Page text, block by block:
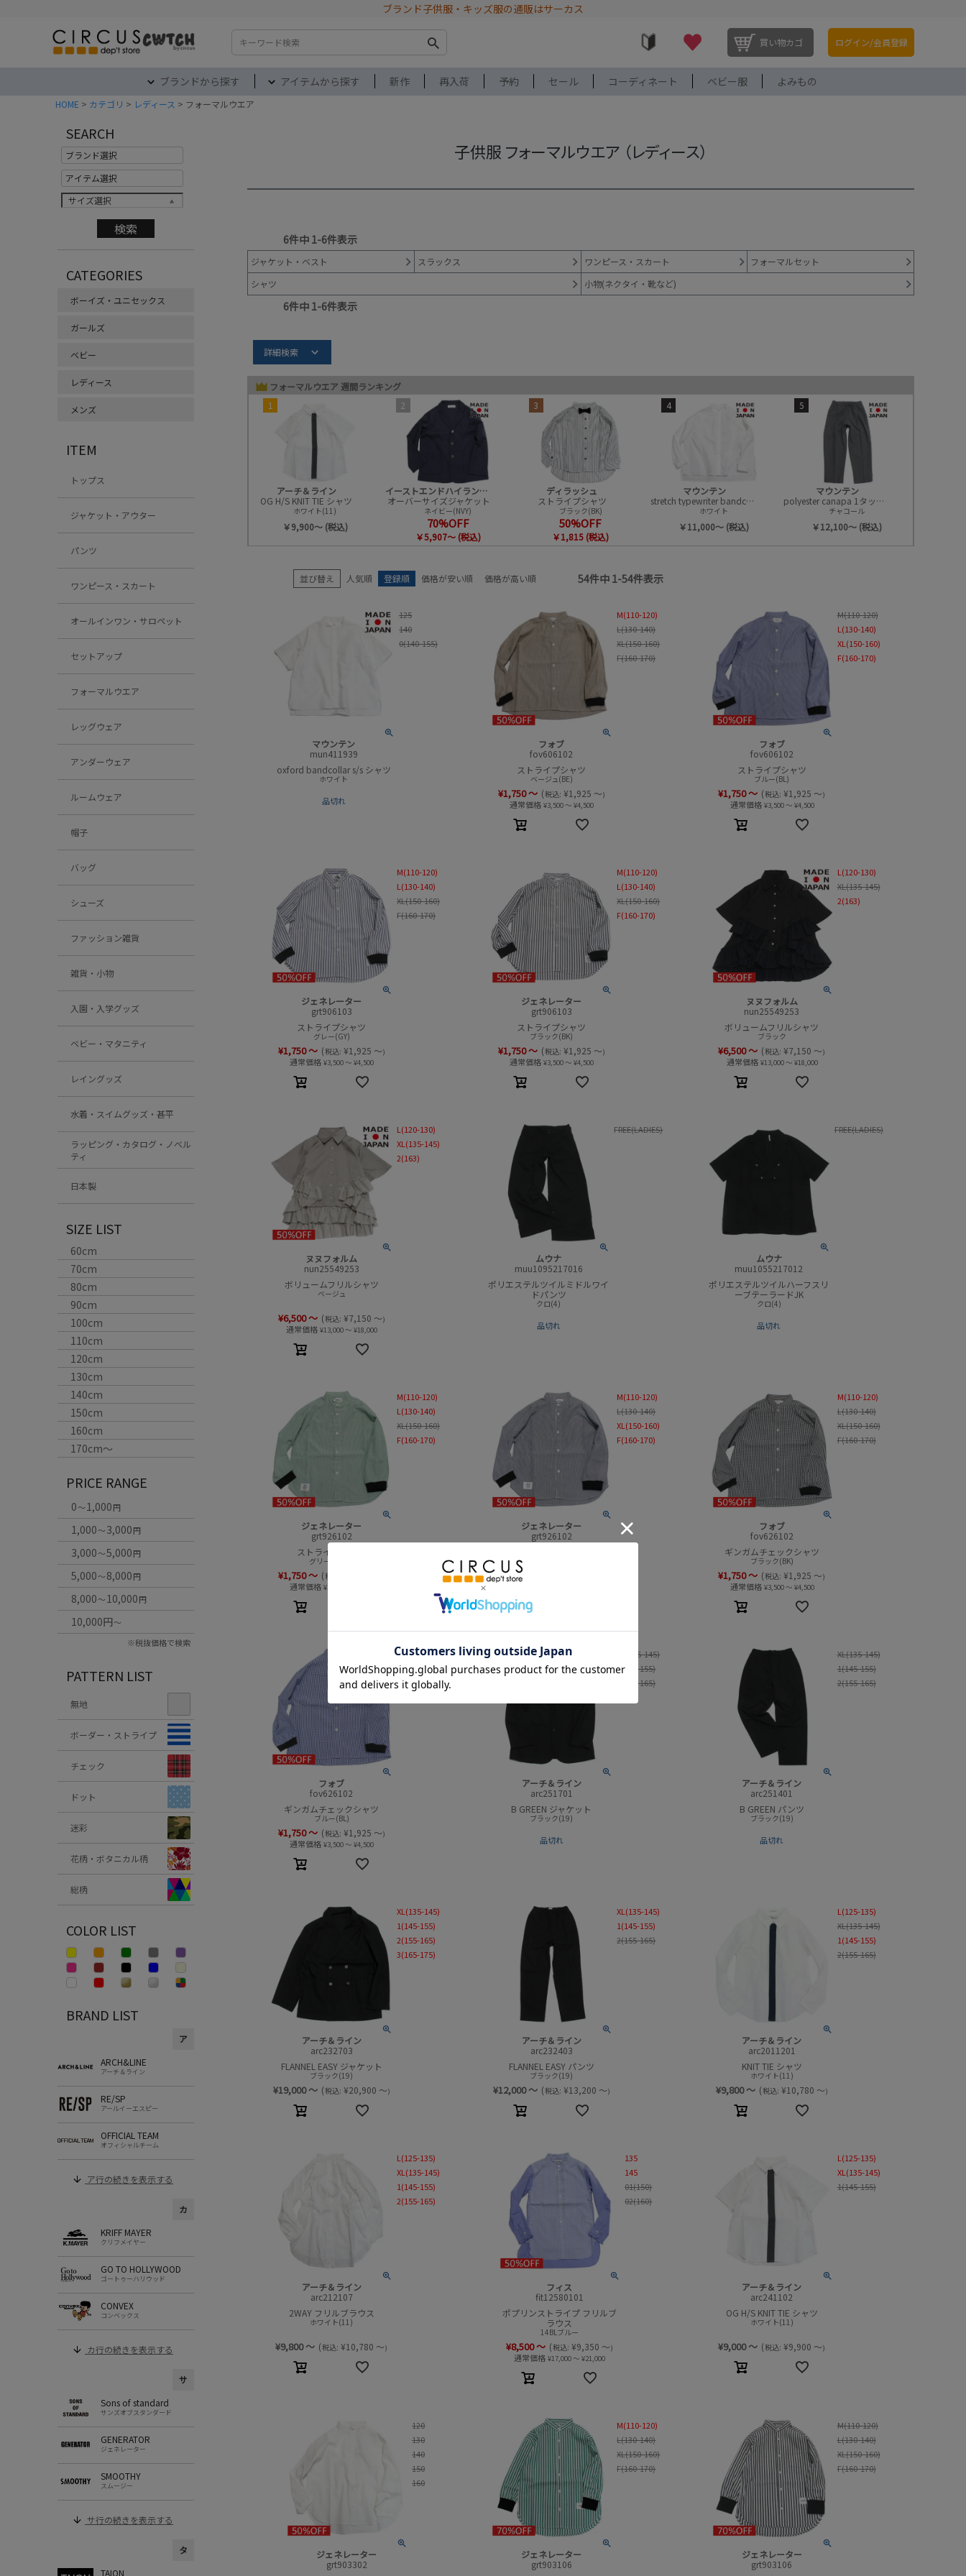
ブランド子供服・キッズ服の通販はサーカス
検索 買い物カゴ ログイン/会員登録
ブランドから探す アイテムから探す 新作 再入荷 予約 セール コーディネート ベビー服 よみもの
HOME カテゴリ レディース フォーマルウエア
SEARCH
サイズ選択
CATEGORIES
ボーイズ・ユニセックス
ガールズ
ベビー
レディース
メンズ
ITEM
トップス
ジャケット・アウター
パンツ
ワンピース・スカート
オールインワン・サロペット
セットアップ
フォーマルウエア
レッグウェア
アンダーウェア
ルームウェア
帽子
バッグ
シューズ
ファッション雑貨
雑貨・小物
入園・入学グッズ
ベビー・マタニティ
レイングッズ
水着・スイムグッズ・甚平
ラッピング・カタログ・ノベル
ティ
日本製
SIZE LIST
60cm
70cm
80cm
90cm
100cm
110cm
120cm
130cm
140cm
150cm
160cm
170cm〜
PRICE RANGE
0～1,000円
1,000～3,000円
3,000～5,000円
5,000～8,000円
8,000～10,000円
10,000円～
※税抜価格で検索
PATTERN LIST
無地
ボーダー・ストライプ
チェック
ドット
迷彩
花柄・ボタニカル柄
総柄
COLOR LIST
BRAND LIST
ア
ARCH&LINE
アーチ＆ライン
RE/SP
アールイーエスピー
OFFICIAL TEAM
オフィシャルチーム
ア行の続きを表示する
カ
KRIFF MAYER
クリフメイヤー
GO TO HOLLYWOOD
ゴートゥーハリウッド
CONVEX
コンベックス
カ行の続きを表示する
サ
Sons of standard
サンズオブスタンダード
GENERATOR
ジェネレーター
SMOOTHY
スムージー
サ行の続きを表示する
タ
TAION
子供服 フォーマルウエア （レディース）
6件中 1-6件表示
ジャケット・ベスト スラックス ワンピース・スカート
フォーマルセット
シャツ
小物(ネクタイ・靴など)
6件中 1-6件表示
詳細検索
Item Search
アイテム
性別
販売中／予約受付中 カラー
セール商品 セール率
検索
フォーマルウエア 週間ランキング
1
アーチ＆ライン
OG H/S KNIT TIE シャツ
ホワイト(11)
￥9,900～ (税込)
2
イーストエンドハイランダーズ
オーバーサイズジャケット
ネイビー(NVY)
70%OFF
￥5,907～ (税込)
3
ディラッシュ
ストライプシャツ
ブラック(BK)
50%OFF
￥1,815 (税込)
4
マウンテン
stretch typewriter bandcollar シャツ
ホワイト
￥11,000～ (税込)
5
マウンテン
polyester canapa 1タックパンツ
チャコール
￥12,100～ (税込)
並び替え 人気順 登録順 価格が安い順 価格が高い順 54件中 1-54件表示
マウンテン
mun411939
oxford bandcollar s/s シャツ
ホワイト
品切れ
125
140
0(140-155)
フォブ
fov606102
ストライプシャツ
ベージュ(BE)
¥1,750～ (税込: ¥1,925 ～)
通常価格 ¥3,500～¥4,500
M(110-120)
L(130-140)
XL(150-160)
F(160-170)
フォブ
fov606102
ストライプシャツ
ブルー(BL)
¥1,750～ (税込: ¥1,925 ～)
通常価格 ¥3,500～ ¥4,500
M(110-120)
L(130-140)
XL(150-160)
F(160-170)
ジェネレーター
grt906103
ストライプシャツ
グレー(GY)
¥1,750～ (税込: ¥1,925 ～)
通常価格 ¥3,500～¥4,500
M(110-120)
L(130-140)
XL(150-160)
F(160-170)
ジェネレーター
grt906103
ストライプシャツ
ブラック(BK)
¥1,750～ (税込: ¥1,925 ～)
通常価格 ¥3,500～¥4,500
M(110-120)
L(130-140)
XL(150-160)
F(160-170)
ヌヌフォルム
nun25549253
ボリュームフリルシャツ
ブラック
¥6,500～ (税込: ¥7,150 ～)
通常価格 ¥13,000～ ¥18,000
L(120-130)
XL(135-145)
2(163)
ヌヌフォルム
nun25549253
ボリュームフリルシャツ
ベージュ
¥6,500～ (税込: ¥7,150 ～)
通常価格 ¥13,000～¥18,000
L(120-130)
XL(135-145)
2(163)
ムウナ
muu1095217016
ポリエステルツイルミドルワイ
ドパンツ
クロ(4)
品切れ
FREE(LADIES)
ムウナ
muu1055217012
ポリエステルツイルハーフスリ
ーブテーラードJK
クロ(4)
品切れ
FREE(LADIES)
ジェネレーター
grt926102
ストライプシャツ
グリーン(GR)
¥1,750～ (税込:
通常価格 ¥
M(110-120)
L(130-140)
XL(150-160)
F(160-170)
ジェネレーター
grt926102
¥1,750
M(110-120)
L(130-140)
XL(150-160)
F(160-170)
フォブ
fov626102
ギンガムチェックシャツ
ブラック(BK)
¥1,750～ (税込: ¥1,925 ～)
通常価格 ¥3,500～ ¥4,500
M(110-120)
L(130-140)
XL(150-160)
F(160-170)
フォブ
fov626102
ギンガムチェックシャツ
ブルー(BL)
¥1,750～ (税込: ¥1,925 ～)
通常価格 ¥3,500～¥4,500
M(110-120)
L(130-140)
XL(150-160)
アーチ＆ライン
arc251701
B GREEN ジャケット
ブラック(19)
品切れ
XL(135-145)
1(145-155)
2(155-165)
アーチ＆ライン
arc251401
B GREEN パンツ
ブラック(19)
品切れ
XL(135-145)
1(145-155)
2(155-165)
アーチ＆ライン
arc232703
FLANNEL EASY ジャケット
ブラック(19)
¥19,000～ (税込: ¥20,900 ～)
XL(135-145)
1(145-155)
2(155-165)
3(165-175)
アーチ＆ライン
arc232403
FLANNEL EASY パンツ
ブラック(19)
¥12,000～ (税込: ¥13,200 ～)
XL(135-145)
1(145-155)
2(155-165)
アーチ＆ライン
arc2011201
KNIT TIE シャツ
ホワイト(11)
¥9,800～ (税込: ¥10,780 ～)
L(125-135)
XL(135-145)
1(145-155)
2(155-165)
アーチ＆ライン
arc212107
2WAY フリルブラウス
ホワイト(11)
¥9,800～ (税込: ¥10,780 ～)
L(125-135)
XL(135-145)
1(145-155)
2(155-165)
フィス
fit12580101
ポプリンストライプ フリルブ
ラウス
14BLブルー
¥8,500～ (税込: ¥9,350 ～)
通常価格 ¥17,000～¥21,000
135
145
01(150)
02(160)
アーチ＆ライン
arc241102
OG H/S KNIT TIE シャツ
ホワイト(11)
¥9,000～ (税込: ¥9,900 ～)
L(125-135)
XL(135-145)
1(145-155)
ジェネレーター
grt903302
120
130
140
150
160
ジェネレーター
grt903106
M(110-120)
L(130-140)
XL(150-160)
F(160-170)
ジェネレーター
grt903106
M(110-120)
L(130-140)
XL(150-160)
F(160-170)